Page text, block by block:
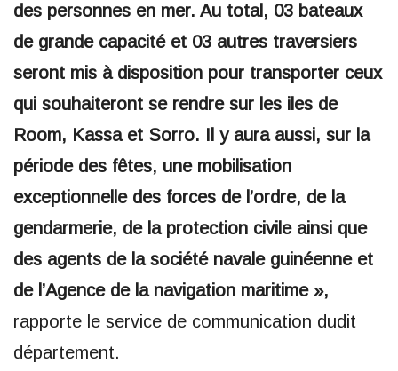
des personnes en mer. Au total, 03 bateaux
de grande capacité et 03 autres traversiers
seront mis à disposition pour transporter ceux
qui souhaiteront se rendre sur les iles de
Room, Kassa et Sorro. Il y aura aussi, sur la
période des fêtes, une mobilisation
exceptionnelle des forces de l’ordre, de la
gendarmerie, de la protection civile ainsi que
des agents de la société navale guinéenne et
de l’Agence de la navigation maritime »,
rapporte le service de communication dudit
département.